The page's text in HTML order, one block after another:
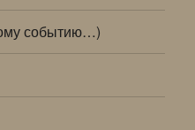
событию…)